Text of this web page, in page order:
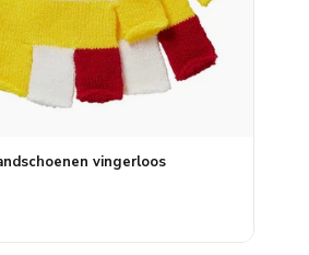
vingerloos